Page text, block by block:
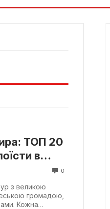
ТОП 20
в
0
з великою
громадою,
Кожна